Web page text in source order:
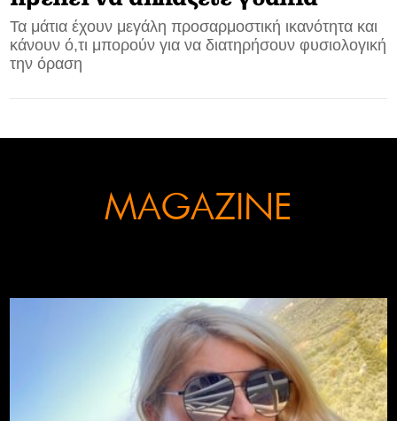
CONTACT
ADVERTISE
Τα μάτια έχουν μεγάλη προσαρμοστική ικανότητα και
κάνουν ό,τι μπορούν για να διατηρήσουν φυσιολογική
την όραση
MAGAZINE